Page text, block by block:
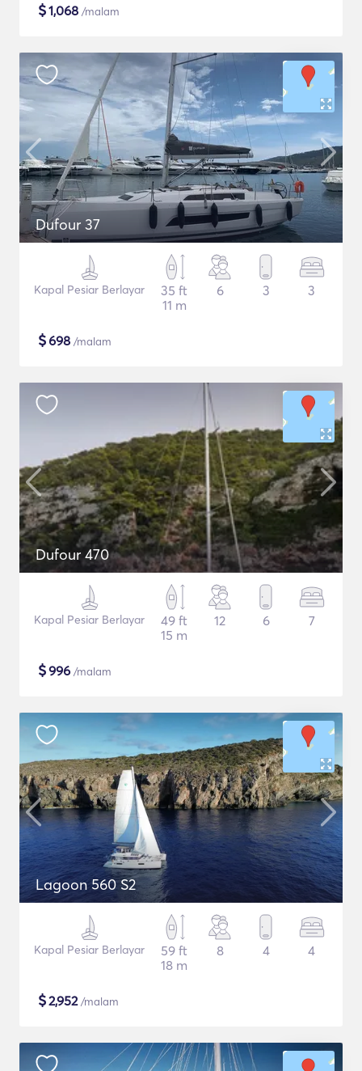
$1,068 /malam
Dufour 37
Kapal Pesiar Berlayar
35 ft
11 m
6 3 3
$698 /malam
Dufour 470
Kapal Pesiar Berlayar
49 ft
15 m
12 6 7
$996 /malam
Lagoon 560 S2
Kapal Pesiar Berlayar
59 ft
18 m
8 4 4
$2,952/malam